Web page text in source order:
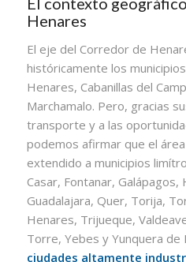
Henares
El eje del Corredor de
históricamente los
Henares, Cabanillas del
Marchamalo. Pero, gracias
transporte y a las
podemos afirmar que el
extendido a municipios
Casar, Fontanar,
Guadalajara, Quer, Torija,
Henares, Trijueque,
Torre, Yebes y Yunquera de
ciudades altamente